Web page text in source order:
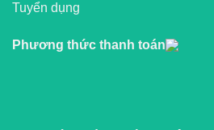
Tuyển dụng
Phương thức thanh toán